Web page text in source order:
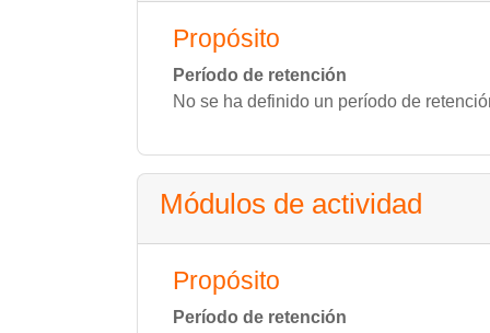
Propósito
Período de retención
No se ha definido un período de
Módulos de actividad
Propósito
Período de retención